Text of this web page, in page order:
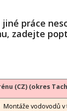
práce
zadejte
(CZ) (okres
Montáže vodovodů